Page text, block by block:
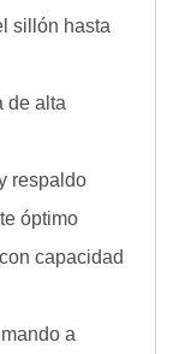
sillón hasta
de alta
respaldo
óptimo
capacidad
a